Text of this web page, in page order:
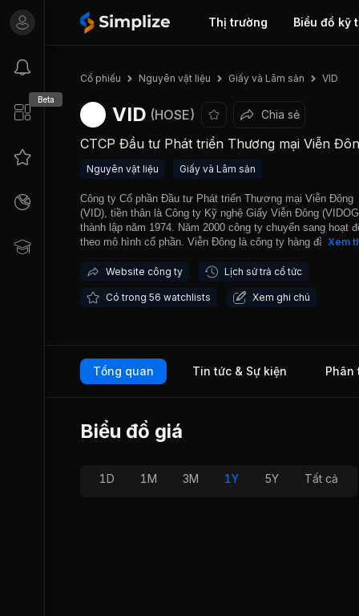
Thị trường Biểu đồ kỹ
Beta
Cổ phiếu Nguyên vật liệu Giấy và Lâm sản VID
VID (HOSE) Chia sẻ
CTCP Đầu tư Phát triển Thương mại Viễn
Nguyên vật liệu Giấy và Lâm sản
Công ty Cổ phần Đầu tư Phát triển Thương mại Viễn Đông
(VID), tiền thân là Công ty Kỹ nghệ Giấy Viễn Đông
thành lập năm 1974. Năm 2000 công ty chuyển sang hoạt
theo mô hình cổ phần. Viễn Đông là công ty hàng đầu
giấy ngoại nhập; sản xuất giấy photocopy, giấy vệ sinh,
các chợ, cửa hàng trong khu vực thành phố Hồ Chí Minh và
thương mại trên cả nước. Công ty cũng có hệ thống phân
mặt hàng giấy mỹ thuật từ Nam ra Bắc đồng thời bao gồm
thống các cửa hàng văn phòng phẩm, cửa hàng
ty, nhà sách tại thành phố Hồ Chí Minh và khắp các tỉnh
Ngoài ra công ty còn xuất khẩu bao bì trực tiếp cho Nhật,
hơn 12.000 m2 tại Thành phố Hồ Chí Minh. Ngày 25/12/
chính thức giao dịch trên Sở Giao dịch Chứng khoán Thành
Xem
Website công ty Lịch sử trả cổ tức
Có trong 56 watchlists Xem ghi chú
Tổng quan Tin tức & Sự kiện Phân
Biểu đồ giá
1D 1M 3M 1Y 5Y Tất cả